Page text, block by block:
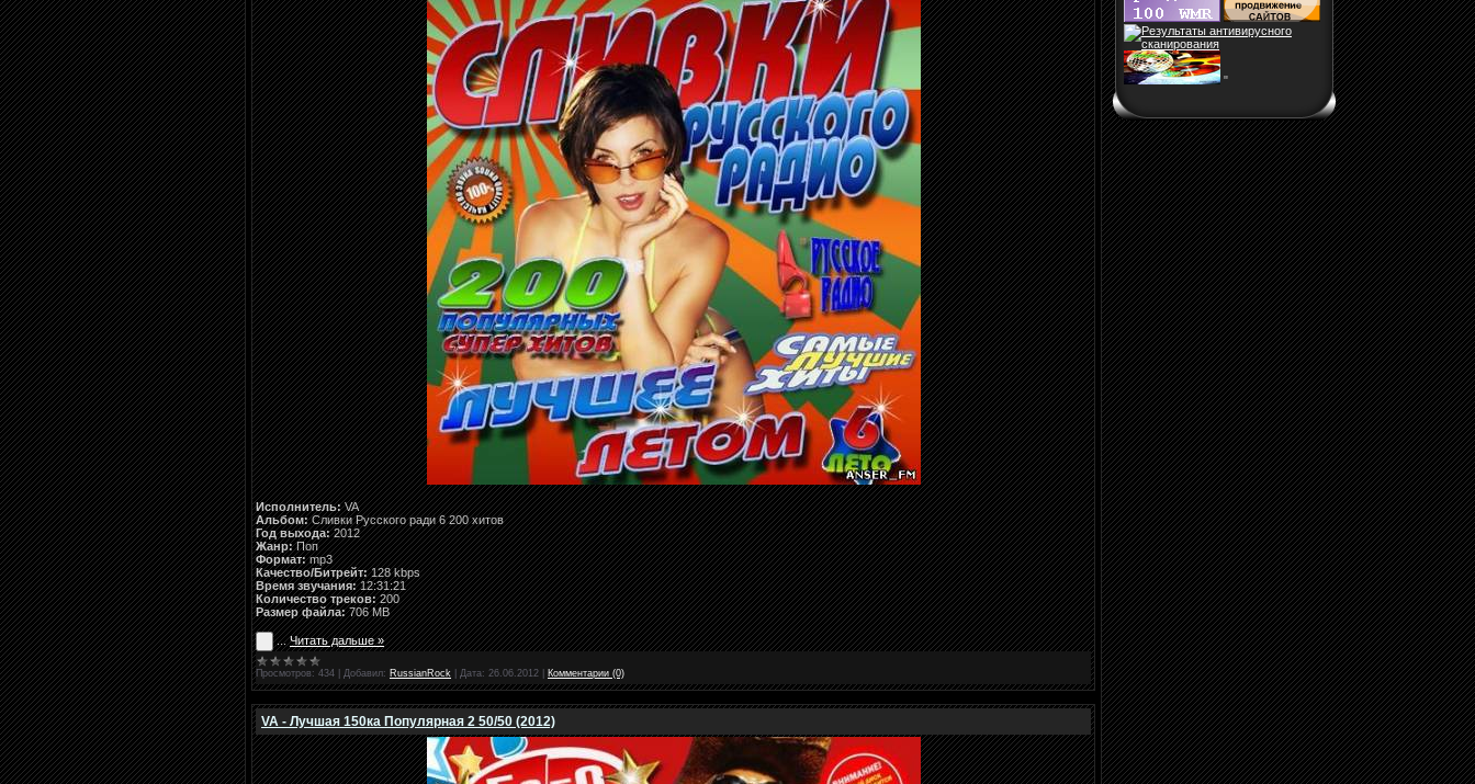
Исполнитель:VA
Альбом:Сливки Русского ради 6 200 хитов
Год выхода:2012
Жанр:Поп
Формат:mp3
Качество/Битрейт:128 kbps
Время звучания:12:31:21
Количество треков:200
Размер файла:706 MB
...Читать дальше »
Просмотров: 434 Добавил: RussianRock Дата: 26.06.2012 Комментарии (0)
VA - Лучшая 150ка Популярная 2 50/50 (2012)
"